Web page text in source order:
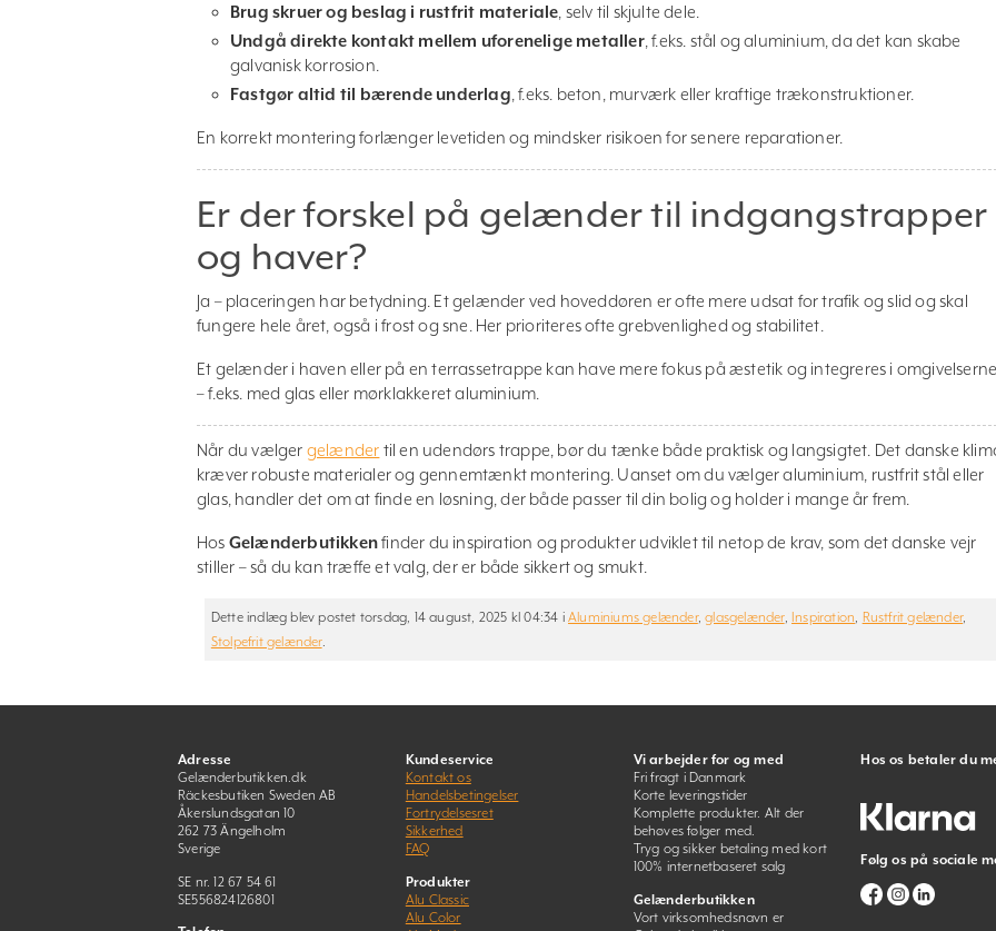
Brug skruer og beslag i rustfrit materiale , selv til skjulte dele.
Undgå direkte kontakt mellem uforenelige metaller, f.eks. stål og aluminium, da det kan skabe
galvanisk korrosion.
Fastgør altid til bærende underlag , f.eks. beton, murværk eller kraftige trækonstruktioner.
En korrekt montering forlænger levetiden og mindsker risikoen for senere reparationer.
Er der forskel på gelænder til indgangstrapper
og haver?
Ja – placeringen har betydning. Et gelænder ved hoveddøren er ofte mere udsat for trafik og slid og skal
fungere hele året, også i frost og sne. Her prioriteres ofte grebvenlighed og stabilitet.
Et gelænder i haven eller på en terrassetrappe kan have mere fokus på æstetik og integreres i
– f.eks. med glas eller mørklakkeret aluminium.
Når du vælger gelænder til en udendørs trappe, bør du tænke både praktisk og langsigtet. Det danske
kræver robuste materialer og gennemtænkt montering. Uanset om du vælger aluminium, rustfrit stål eller
glas, handler det om at finde en løsning, der både passer til din bolig og holder i mange år frem.
Hos Gelænderbutikkenfinder du inspiration og produkter udviklet til netop de krav, som det danske vejr
stiller – så du kan træffe et valg, der er både sikkert og smukt.
Dette indlæg blev postet torsdag, 14 august, 2025 kl 04:34 i Aluminiums gelænder,glasgelænder,Inspiration Rustfrit gelænder,
Stolpefrit gelænder.
Adresse
Gelænderbutikken.dk
Räckesbutiken Sweden AB
Åkerslundsgatan 10
262 73 Ängelholm
Sverige
SE nr. 12 67 54 61
SE556824126801
Kundeservice
Kontakt os
Handelsbetingelser
Fortrydelsesret
Sikkerhed
FAQ
Produkter
Alu Classic
Alu Color
Vi arbejder for og med
Fri fragt i Danmark
Korte leveringstider
Komplette produkter. Alt der
behøves følger med.
Tryg og sikker betaling med kort
100% internetbaseret salg
Gelænderbutikken
Vort virksomhedsnavn er
Hos os betaler du
Følg os på sociale